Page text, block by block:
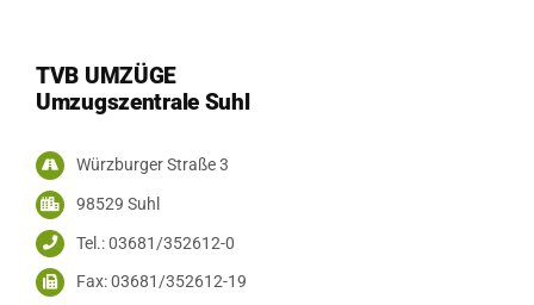
TVB UMZÜGE
Umzugszentrale Suhl
Würzburger Straße 3
98529 Suhl
Tel.: 03681/352612-0
Fax: 03681/352612-19